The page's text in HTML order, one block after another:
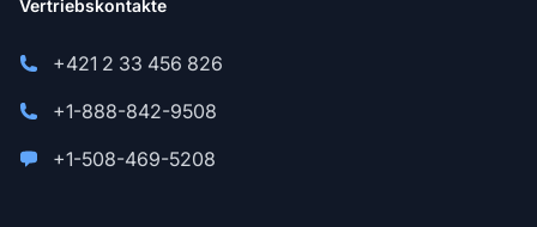
Vertriebskontakte
+421 2 33 456 826
+1-888-842-9508
+1-508-469-5208